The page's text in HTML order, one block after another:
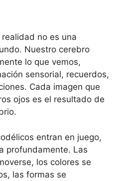
no es una
Nuestro cerebro
lo que vemos,
sensorial, recuerdos,
Cada imagen que
ojos es el resultado de
entran en juego,
profundamente. Las
los colores se
las formas se